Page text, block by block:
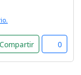
Compartir 0